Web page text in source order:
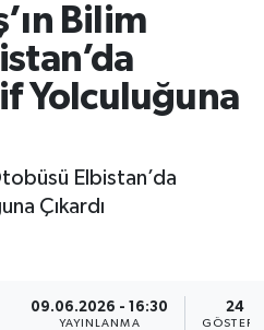
Bilim
Yolculuğuna
Elbistan’da
Çıkardı
09.06.2026 - 16:30
YAYINLANMA
24